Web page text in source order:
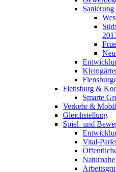
Flensburg &
Smarte
Verkehr &
Gleichstellung
Spiel- und
Vital-